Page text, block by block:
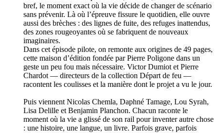
bref, le moment exact où la vie décide de changer de scénario
sans prévenir. Là où l’épreuve fissure le quotidien, elle ouvre
aussi des brèches : des lignes de fuite, des refuges inattendus,
des zones rougeoyantes où se fabriquent de nouveaux
imaginaires.
Dans cet épisode pilote, on remonte aux origines de 49 pages,
cette maison d’édition fondée par Pierre Poligone dans un
geste un peu fou mais nécessaire. Victor Dumiot et Pierre
Chardot — directeurs de la collection Départ de feu —
racontent les coulisses et la manière dont le projet a vu le jour.
Puis viennent Nicolas Chemla, Daphné Tamage, Lou Syrah,
Lisa Delille et Benjamin Planchon. Chacun raconte le
moment où la vie a glissé de son rail pour inventer autre chose
: une histoire, une langue, un livre. Parfois grave, parfois